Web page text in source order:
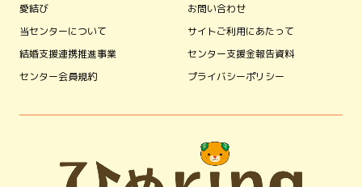
愛結び
当センターについて
結婚支援連携推進事業
センター会員規約
お問い合わせ
サイトご利用にあたって
センター支援金報告資料
プライバシーポリシー